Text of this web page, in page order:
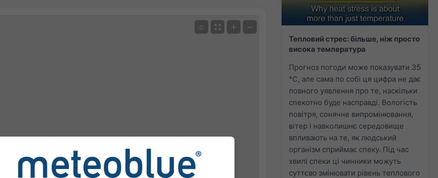
Тепловий стрес: більше, ніж просто
висока температура
Прогноз погоди може показувати 35
°C, але сама по собі ця цифра не дає
повного уявлення про те, наскільки
спекотно буде насправді. Вологість
повітря, сонячне випромінювання,
вітер і навколишнє середовище
впливають на те, як людський
організм сприймає спеку. Під час
хвилі спеки ці чинники можуть
суттєво змінювати рівень теплового
© + −